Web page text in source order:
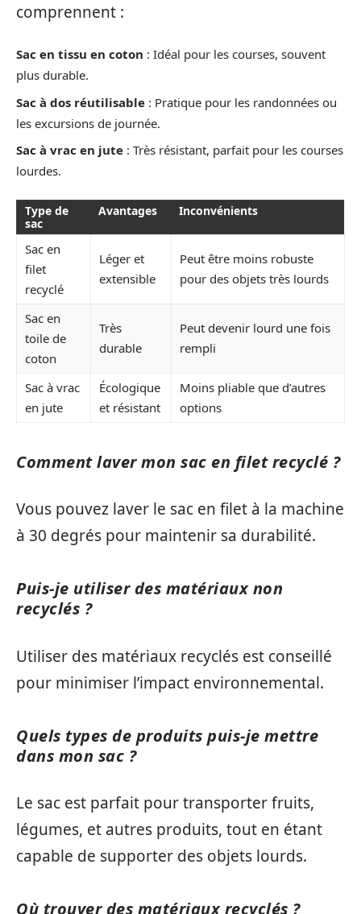
comprennent :
Sac en tissu en coton : Idéal pour les courses, souvent
plus durable.
Sac à dos réutilisable : Pratique pour les randonnées ou
les excursions de journée.
Sac à vrac en jute : Très résistant, parfait pour les courses
lourdes.
Type de
sac
Avantages Inconvénients
Sac en
filet
recyclé
Léger et
extensible
Peut être moins robuste
pour des objets très lourds
Sac en
toile de
coton
Très
durable
Peut devenir lourd une fois
rempli
Sac à vrac
en jute
Écologique
et résistant
Moins pliable que d’autres
options
Comment laver mon sac en filet recyclé ?
Vous pouvez laver le sac en filet à la machine
à 30 degrés pour maintenir sa durabilité.
Puis-je utiliser des matériaux non
recyclés ?
Utiliser des matériaux recyclés est conseillé
pour minimiser l’impact environnemental.
Quels types de produits puis-je mettre
dans mon sac ?
Le sac est parfait pour transporter fruits,
légumes, et autres produits, tout en étant
capable de supporter des objets lourds.
Où trouver des matériaux recyclés ?